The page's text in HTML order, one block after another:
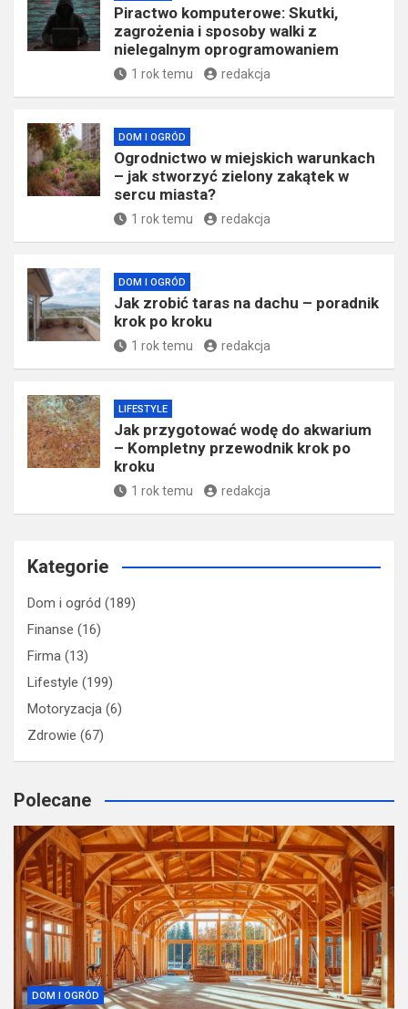
Piractwo komputerowe: Skutki,
zagrożenia i sposoby walki z
nielegalnym oprogramowaniem
1 rok temu redakcja
DOM I OGRÓD
Ogrodnictwo w miejskich warunkach
– jak stworzyć zielony zakątek w
sercu miasta?
1 rok temu redakcja
DOM I OGRÓD
Jak zrobić taras na dachu – poradnik
krok po kroku
1 rok temu redakcja
LIFESTYLE
Jak przygotować wodę do akwarium
– Kompletny przewodnik krok po
kroku
1 rok temu redakcja
Kategorie
Dom i ogród (189)
Finanse (16)
Firma (13)
Lifestyle (199)
Motoryzacja (6)
Zdrowie (67)
Polecane
DOM I OGRÓD